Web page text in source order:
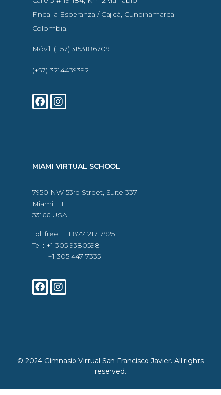
Finca la Esperanza / Cajicá, Cundinamarca
Colombia.
Móvil: (+57) 3153186709
(+57) 3214439392
MIAMI VIRTUAL SCHOOL
7950 NW 53rd Street, Suite 337
Miami, FL
33166 USA
Toll free : +1 877 217 7925
Tel : +1 305 9380598
+1 305 447 7335
© 2024 Gimnasio Virtual San Francisco Javier. All rights
reserved.